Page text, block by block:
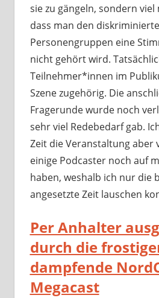
sie zu gängeln, sondern
dass man den
Personengruppen eine
nicht gehört wird.
Teilnehmer*innen im
Szene zugehörig. Die
Fragerunde wurde noch
sehr viel Redebedarf gab.
Zeit die Veranstaltung aber
einige Podcaster noch auf
haben, weshalb ich nur die
angesetzte Zeit lauschen
Per Anhalter
durch die
dampfende
Megacast